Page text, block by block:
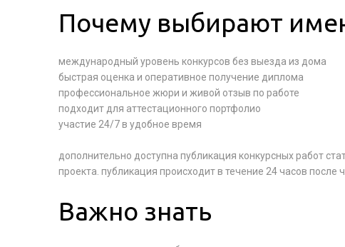
Почему выбирают
международный уровень конкурсов без выезда из дома
быстрая оценка и оперативное получение диплома
профессиональное жюри и живой отзыв по работе
подходит для аттестационного портфолио
участие 24/7 в удобное время
дополнительно доступна публикация конкурсных работ
проекта. публикация происходит в течение 24 часов после
Важно знать